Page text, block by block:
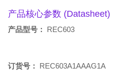
产品核心参数 (Datasheet)
产品型号： REC603
订货号： REC603A1AAAG1A